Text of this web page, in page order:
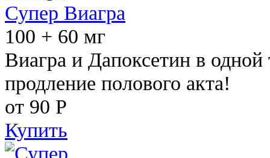
Супер Виагра
100 + 60 мг
Виагра и Дапоксетин в одной
продление полового акта!
от 90 Р
Купить